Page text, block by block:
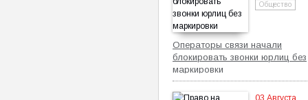
Общество
Операторы связи начали
блокировать звонки юрлиц без
маркировки
03 Августа